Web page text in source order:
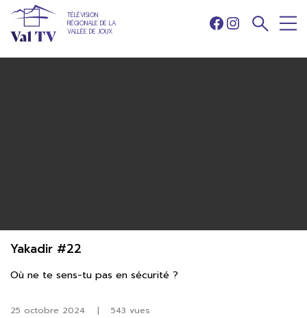
TÉLÉVISION
RÉGIONALE DE LA
VALLÉE DE JOUX
Facebook
Instagram
25 octobre 2024 | 543 vues
Yakadir #22
Où ne te sens-tu pas en sécurité ?